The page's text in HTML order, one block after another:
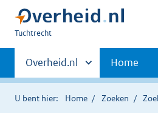
U
hier:
Tuchtrecht
Primaire
navigatie
Andere
sites
binnen
Overheid.nl Home
U bent hier: Home Zoeken